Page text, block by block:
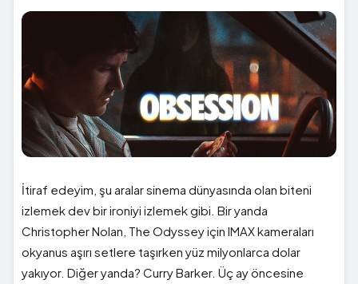
İtiraf edeyim, şu aralar sinema dünyasında olan biteni
izlemek dev bir ironiyi izlemek gibi. Bir yanda
Christopher Nolan, The Odyssey için IMAX kameraları
okyanus aşırı setlere taşırken yüz milyonlarca dolar
yakıyor. Diğer yanda? Curry Barker. Üç ay öncesine